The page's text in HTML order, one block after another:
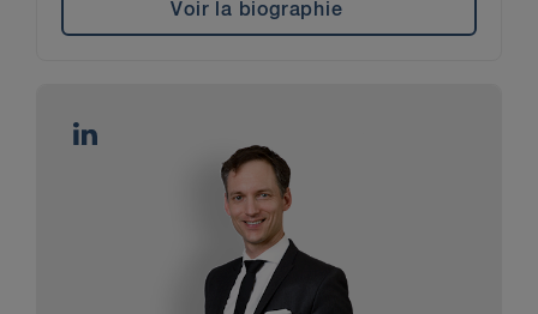
Voir la biographie